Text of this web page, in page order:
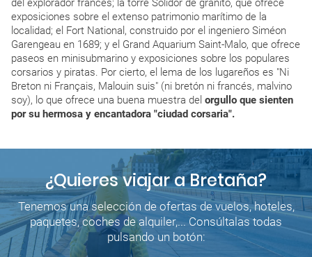
del explorador francés; la torre Solidor de granito, que ofrece
exposiciones sobre el extenso patrimonio marítimo de la
localidad; el Fort National, construido por el ingeniero Siméon
Garengeau en 1689; y el Grand Aquarium Saint-Malo, que ofrece
paseos en minisubmarino y exposiciones sobre los populares
corsarios y piratas. Por cierto, el lema de los lugareños es "Ni
Breton ni Français, Malouin suis" (ni bretón ni francés, malvino
soy), lo que ofrece una buena muestra del orgullo que sienten
por su hermosa y encantadora "ciudad corsaria".
¿Quieres viajar a Bretaña?
Tenemos una selección de ofertas de vuelos, hoteles,
paquetes, coches de alquiler,... Consúltalas todas
pulsando un botón: